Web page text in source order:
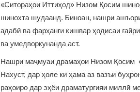
«Ситораҳои Иттиҳод» Низом Қосим
шинохта шудаанд. Биноан, нашри
адабӣ ва фарҳанги кишвар ҳодисаи
ва умедворкунанда аст.
Нашри маҷмуаи драмаҳои Низом Қосим
Нахуст, дар ҳоле ки ҳама аз вазъи
раҳоиро дар эҳёи драматургияи миллӣ